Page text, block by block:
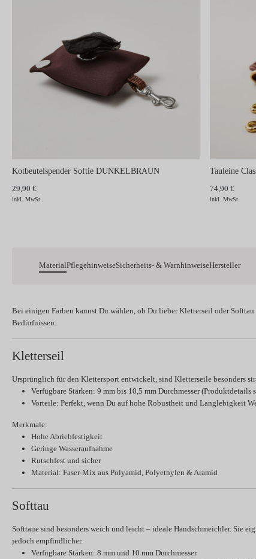
Kotbeutelspender Softie DUNKELBRAUN
29,90 €
inkl. MwSt.
Tauleine
74,90 €
inkl. MwSt.
MaterialPflegehinweiseSicherheits- & WarnhinweiseHersteller
Bei einigen Farben kannst Du wählen, ob Du lieberKletterseil oder Softtau
Bedürfnissen:
Kletterseil
Ursprünglich für den Klettersport entwickelt, sind Kletterseile besonders
Verfügbare Stärken: 9 mm bis 10,5 mm Durchmesser (Produktdetails
Vorteile: Perfekt, wenn Du auf hohe Robustheit und Langlebigkeit
Merkmale:
Hohe Abriebfestigkeit
Geringe Wasseraufnahme
Rutschfest und sicher
Material: Faser-Mix aus Polyamid, Polyethylen & Aramid
Softtau
Softtaue sind besonders weich und leicht – ideale Handschmeichler. Sie
jedoch empfindlicher.
Verfügbare Stärken: 8 mm und 10 mm Durchmesser